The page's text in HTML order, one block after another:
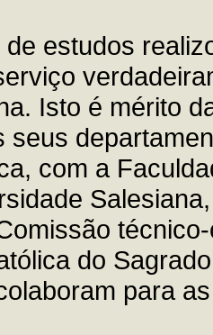
estudos
Isto é mérito
seus
com a
do
para